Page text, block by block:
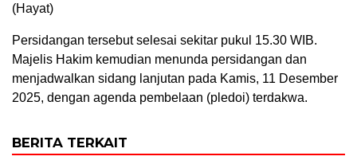
(Hayat)
Persidangan tersebut selesai sekitar pukul 15.30 WIB.
Majelis Hakim kemudian menunda persidangan dan
menjadwalkan sidang lanjutan pada Kamis, 11 Desember
2025, dengan agenda pembelaan (pledoi) terdakwa.
BERITA TERKAIT